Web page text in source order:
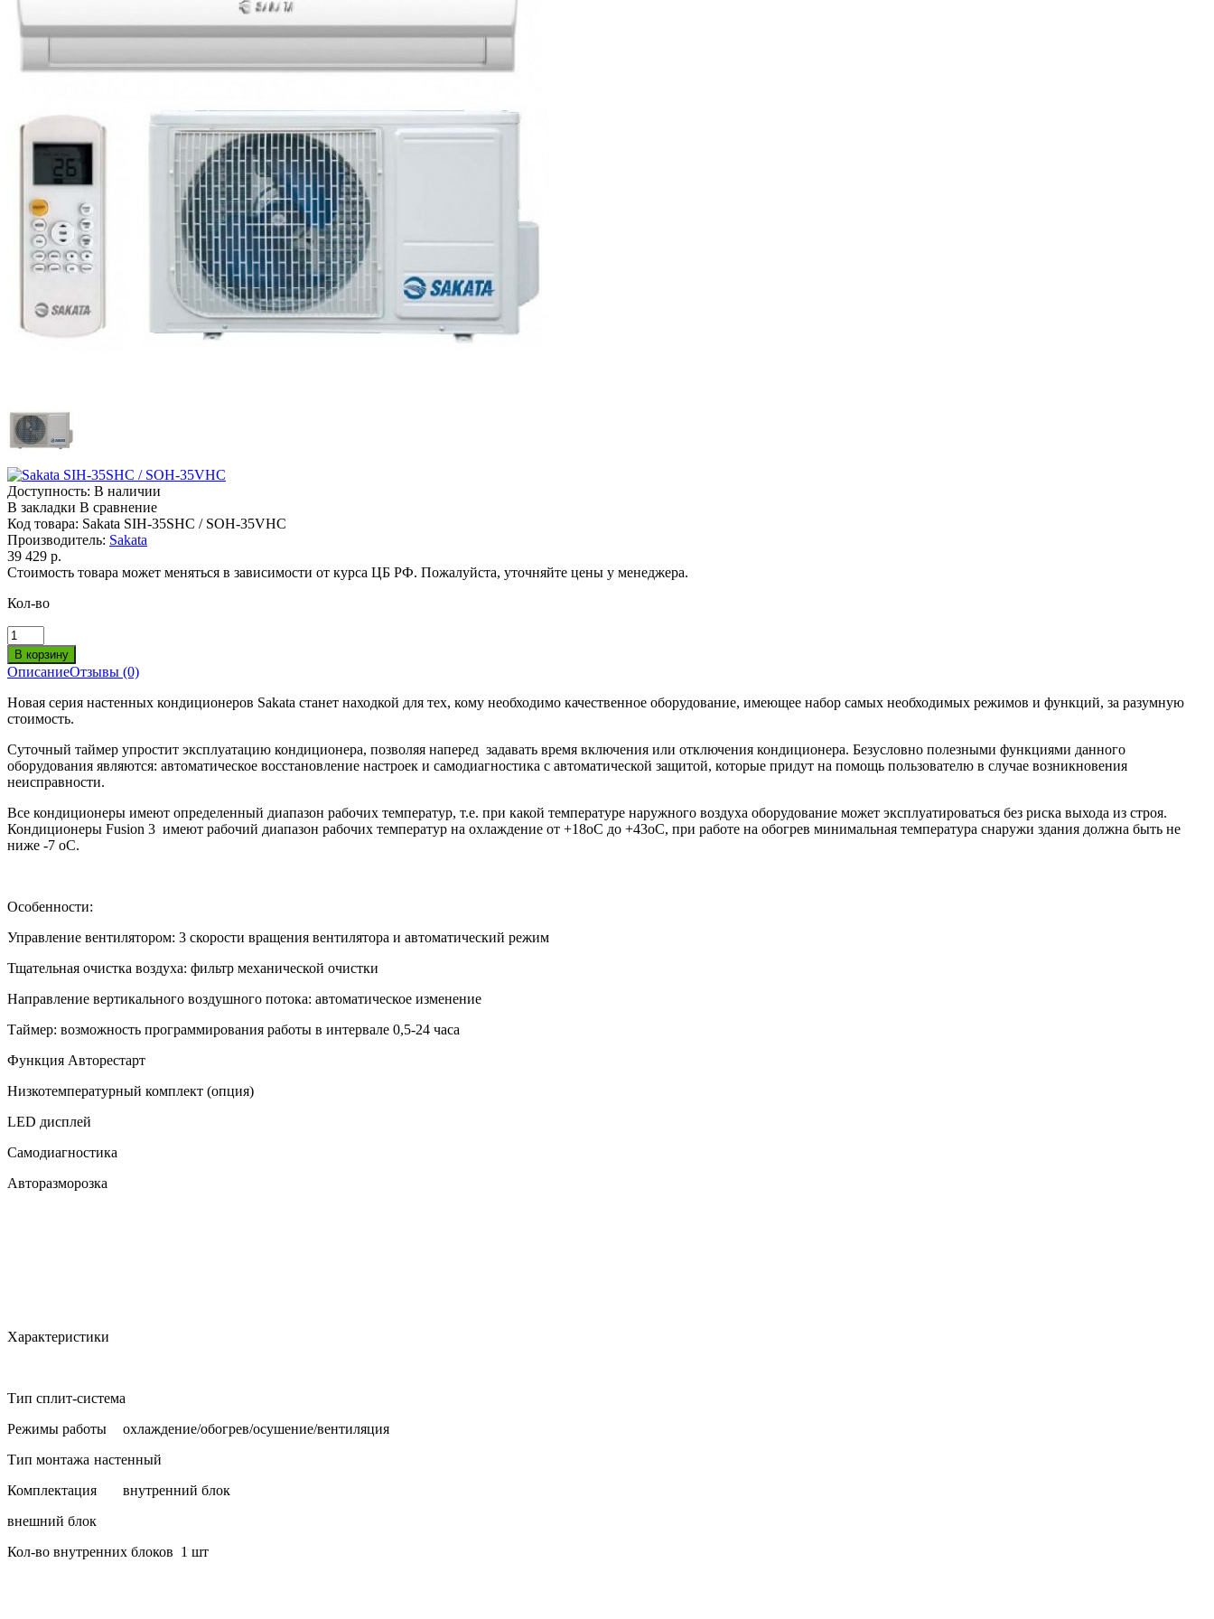
Доступность: В наличии
В закладки В сравнение
Код товара: Sakata SIH-35SHC / SOH-35VHC
Производитель: Sakata
39 429 р.
Стоимость товара может меняться в зависимости от курса ЦБ РФ. Пожалуйста, уточняйте цены у менеджера.
Кол-во
ОписаниеОтзывы (0)
Новая серия настенных кондиционеров Sakata станет находкой для тех, кому необходимо качественное оборудование, имеющее набор самых необходимых режимов и функций, за разумную
стоимость.
Суточный таймер упростит эксплуатацию кондиционера, позволяя наперед задавать время включения или отключения кондиционера. Безусловно полезными функциями данного
оборудования являются: автоматическое восстановление настроек и самодиагностика с автоматической защитой, которые придут на помощь пользователю в случае возникновения
неисправности.
Все кондиционеры имеют определенный диапазон рабочих температур, т.е. при какой температуре наружного воздуха оборудование может эксплуатироваться без риска выхода из строя.
Кондиционеры Fusion 3 имеют рабочий диапазон рабочих температур на охлаждение от +18oC до +43oC, при работе на обогрев минимальная температура снаружи здания должна быть не
ниже -7 oC.
Особенности:
Управление вентилятором: 3 скорости вращения вентилятора и автоматический режим
Тщательная очистка воздуха: фильтр механической очистки
Направление вертикального воздушного потока: автоматическое изменение
Таймер: возможность программирования работы в интервале 0,5-24 часа
Функция Авторестарт
Низкотемпературный комплект (опция)
LED дисплей
Самодиагностика
Авторазморозка
Характеристики
Тип сплит-система
Режимы работы
охлаждение/обогрев/осушение/вентиляция
Тип монтажа настенный
Комплектация
внутренний блок
внешний блок
Кол-во внутренних блоков 1 шт